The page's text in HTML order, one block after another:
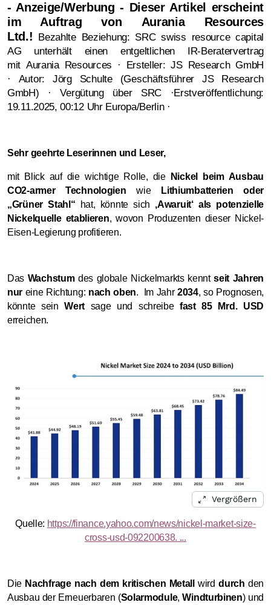
- Anzeige/Werbung - Dieser Artikel erscheint
im Auftrag von Aurania Resources
Ltd.! Bezahlte Beziehung: SRC swiss resource capital
AG unterhält einen entgeltlichen IR-Beratervertrag
mit Aurania Resources · Ersteller: JS Research GmbH
· Autor: Jörg Schulte (Geschäftsführer JS Research
GmbH) · Vergütung über SRC ·Erstveröffentlichung:
19.11.2025, 00:12 Uhr Europa/Berlin ·
Sehr geehrte Leserinnen und Leser,
mit Blick auf die wichtige Rolle, die
Nickel beim Ausbau
CO2-armer Technologien wie
Lithiumbatterien oder
„Grüner Stahl“ hat, könnte sich ‚Awaruit‘ als potenzielle
Nickelquelle etablieren, wovon Produzenten dieser Nickel-
Eisen-Legierung profitieren.
Das Wachstumdes globale Nickelmarkts kenntseit Jahren
nur eine Richtung: nach oben. Im Jahr2034, so Prognosen,
könnte seinWert sage und schreibefast 85 Mrd. USD
erreichen.
Vergrößern
Quelle: https://finance.yahoo.com/news/nickel-market-size-
cross-usd-092200638. ...
Die Nachfrage nach dem kritischen Metall wirddurch den
Ausbau der Erneuerbaren (Solarmodule,Windturbinen) und